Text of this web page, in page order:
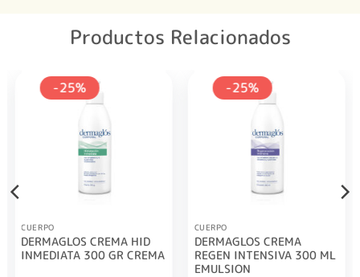
Productos Relacionados
-25%
CUERPO
DERMAGLOS CREMA HID
INMEDIATA 300 GR CREMA
-25%
CUERPO
DERMAGLOS CREMA
REGEN INTENSIVA 300 ML
EMULSION